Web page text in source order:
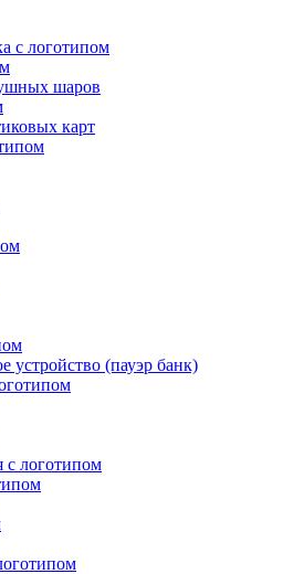
с логотипом
шаров
карт
устройство (пауэр банк)
с логотипом